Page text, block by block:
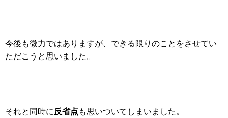
今後も微力ではありますが、できる限りのことをさせてい
ただこうと思いました。
それと同時に反省点も思いついてしまいました。